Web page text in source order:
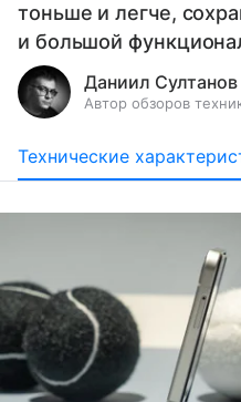
тоньше и легче,
и большой
Даниил Султанов
Автор обзоров
Технические